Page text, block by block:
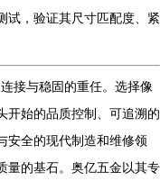
试，验证其尺寸匹配度、紧
接与稳固的重任。选择像
开始的品质控制、可追溯的
安全的现代制造和维修领
量的基石。奥亿五金以其专